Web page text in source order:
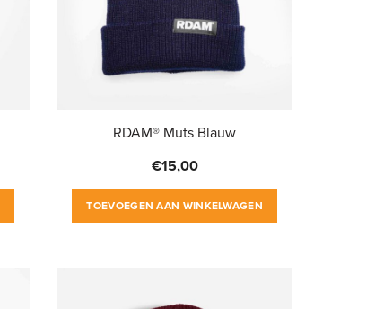
RDAM® Muts Blauw
€15,00
TOEVOEGEN AAN WINKELWAGEN